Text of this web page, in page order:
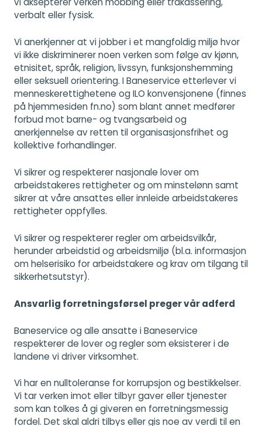
verbalt eller fysisk.
Vi anerkjenner at vi jobber i et mangfoldig miljø hvor
vi ikke diskriminerer noen verken som følge av kjønn,
etnisitet, språk, religion, livssyn, funksjonshemming
eller seksuell orientering. I Baneservice etterlever vi
menneskerettighetene og ILO konvensjonene (finnes
på hjemmesiden fn.no) som blant annet medfører
forbud mot barne- og tvangsarbeid og
anerkjennelse av retten til organisasjonsfrihet og
kollektive forhandlinger.
Vi sikrer og respekterer nasjonale lover om
arbeidstakeres rettigheter og om minstelønn samt
sikrer at våre ansattes eller innleide arbeidstakeres
rettigheter oppfylles.
Vi sikrer og respekterer regler om arbeidsvilkår,
herunder arbeidstid og arbeidsmiljø (bl.a. informasjon
om helserisiko for arbeidstakere og krav om tilgang til
sikkerhetsutstyr).
Ansvarlig forretningsførsel preger vår adferd
Baneservice og alle ansatte i Baneservice
respekterer de lover og regler som eksisterer i de
landene vi driver virksomhet.
Vi har en nulltoleranse for korrupsjon og bestikkelser.
Vi tar verken imot eller tilbyr gaver eller tjenester
som kan tolkes å gi giveren en forretningsmessig
fordel. Det skal aldri tilbys eller gis noe av verdi til en